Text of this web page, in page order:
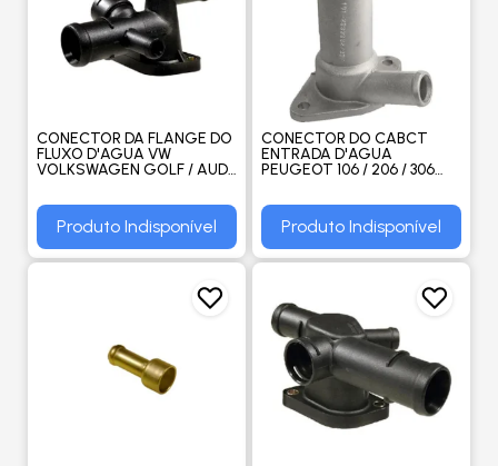
CONECTOR DA FLANGE DO
FLUXO D'AGUA VW
VOLKSWAGEN GOLF / AUDI
VALCLEI
Produto Indisponível
CONECTOR DO CABCT
ENTRADA D'AGUA
PEUGEOT 106 / 206 / 306
VALCLEI
Produto Indisponível